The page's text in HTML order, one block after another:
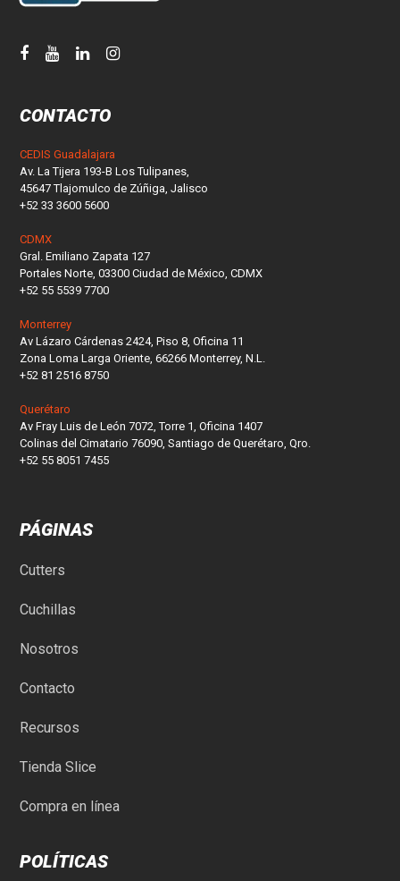
CONTACTO
CEDIS Guadalajara
Av. La Tijera 193-B Los Tulipanes,
45647 Tlajomulco de Zúñiga, Jalisco
+52 33 3600 5600
CDMX
Gral. Emiliano Zapata 127
Portales Norte, 03300 Ciudad de México, CDMX
+52 55 5539 7700
Monterrey
Av Lázaro Cárdenas 2424, Piso 8, Oficina 11
Zona Loma Larga Oriente, 66266 Monterrey, N.L.
+52 81 2516 8750
Querétaro
Av Fray Luis de León 7072, Torre 1, Oficina 1407
Colinas del Cimatario 76090, Santiago de Querétaro, Qro.
+52 55 8051 7455
PÁGINAS
Cutters
Cuchillas
Nosotros
Contacto
Recursos
Tienda Slice
Compra en línea
POLÍTICAS